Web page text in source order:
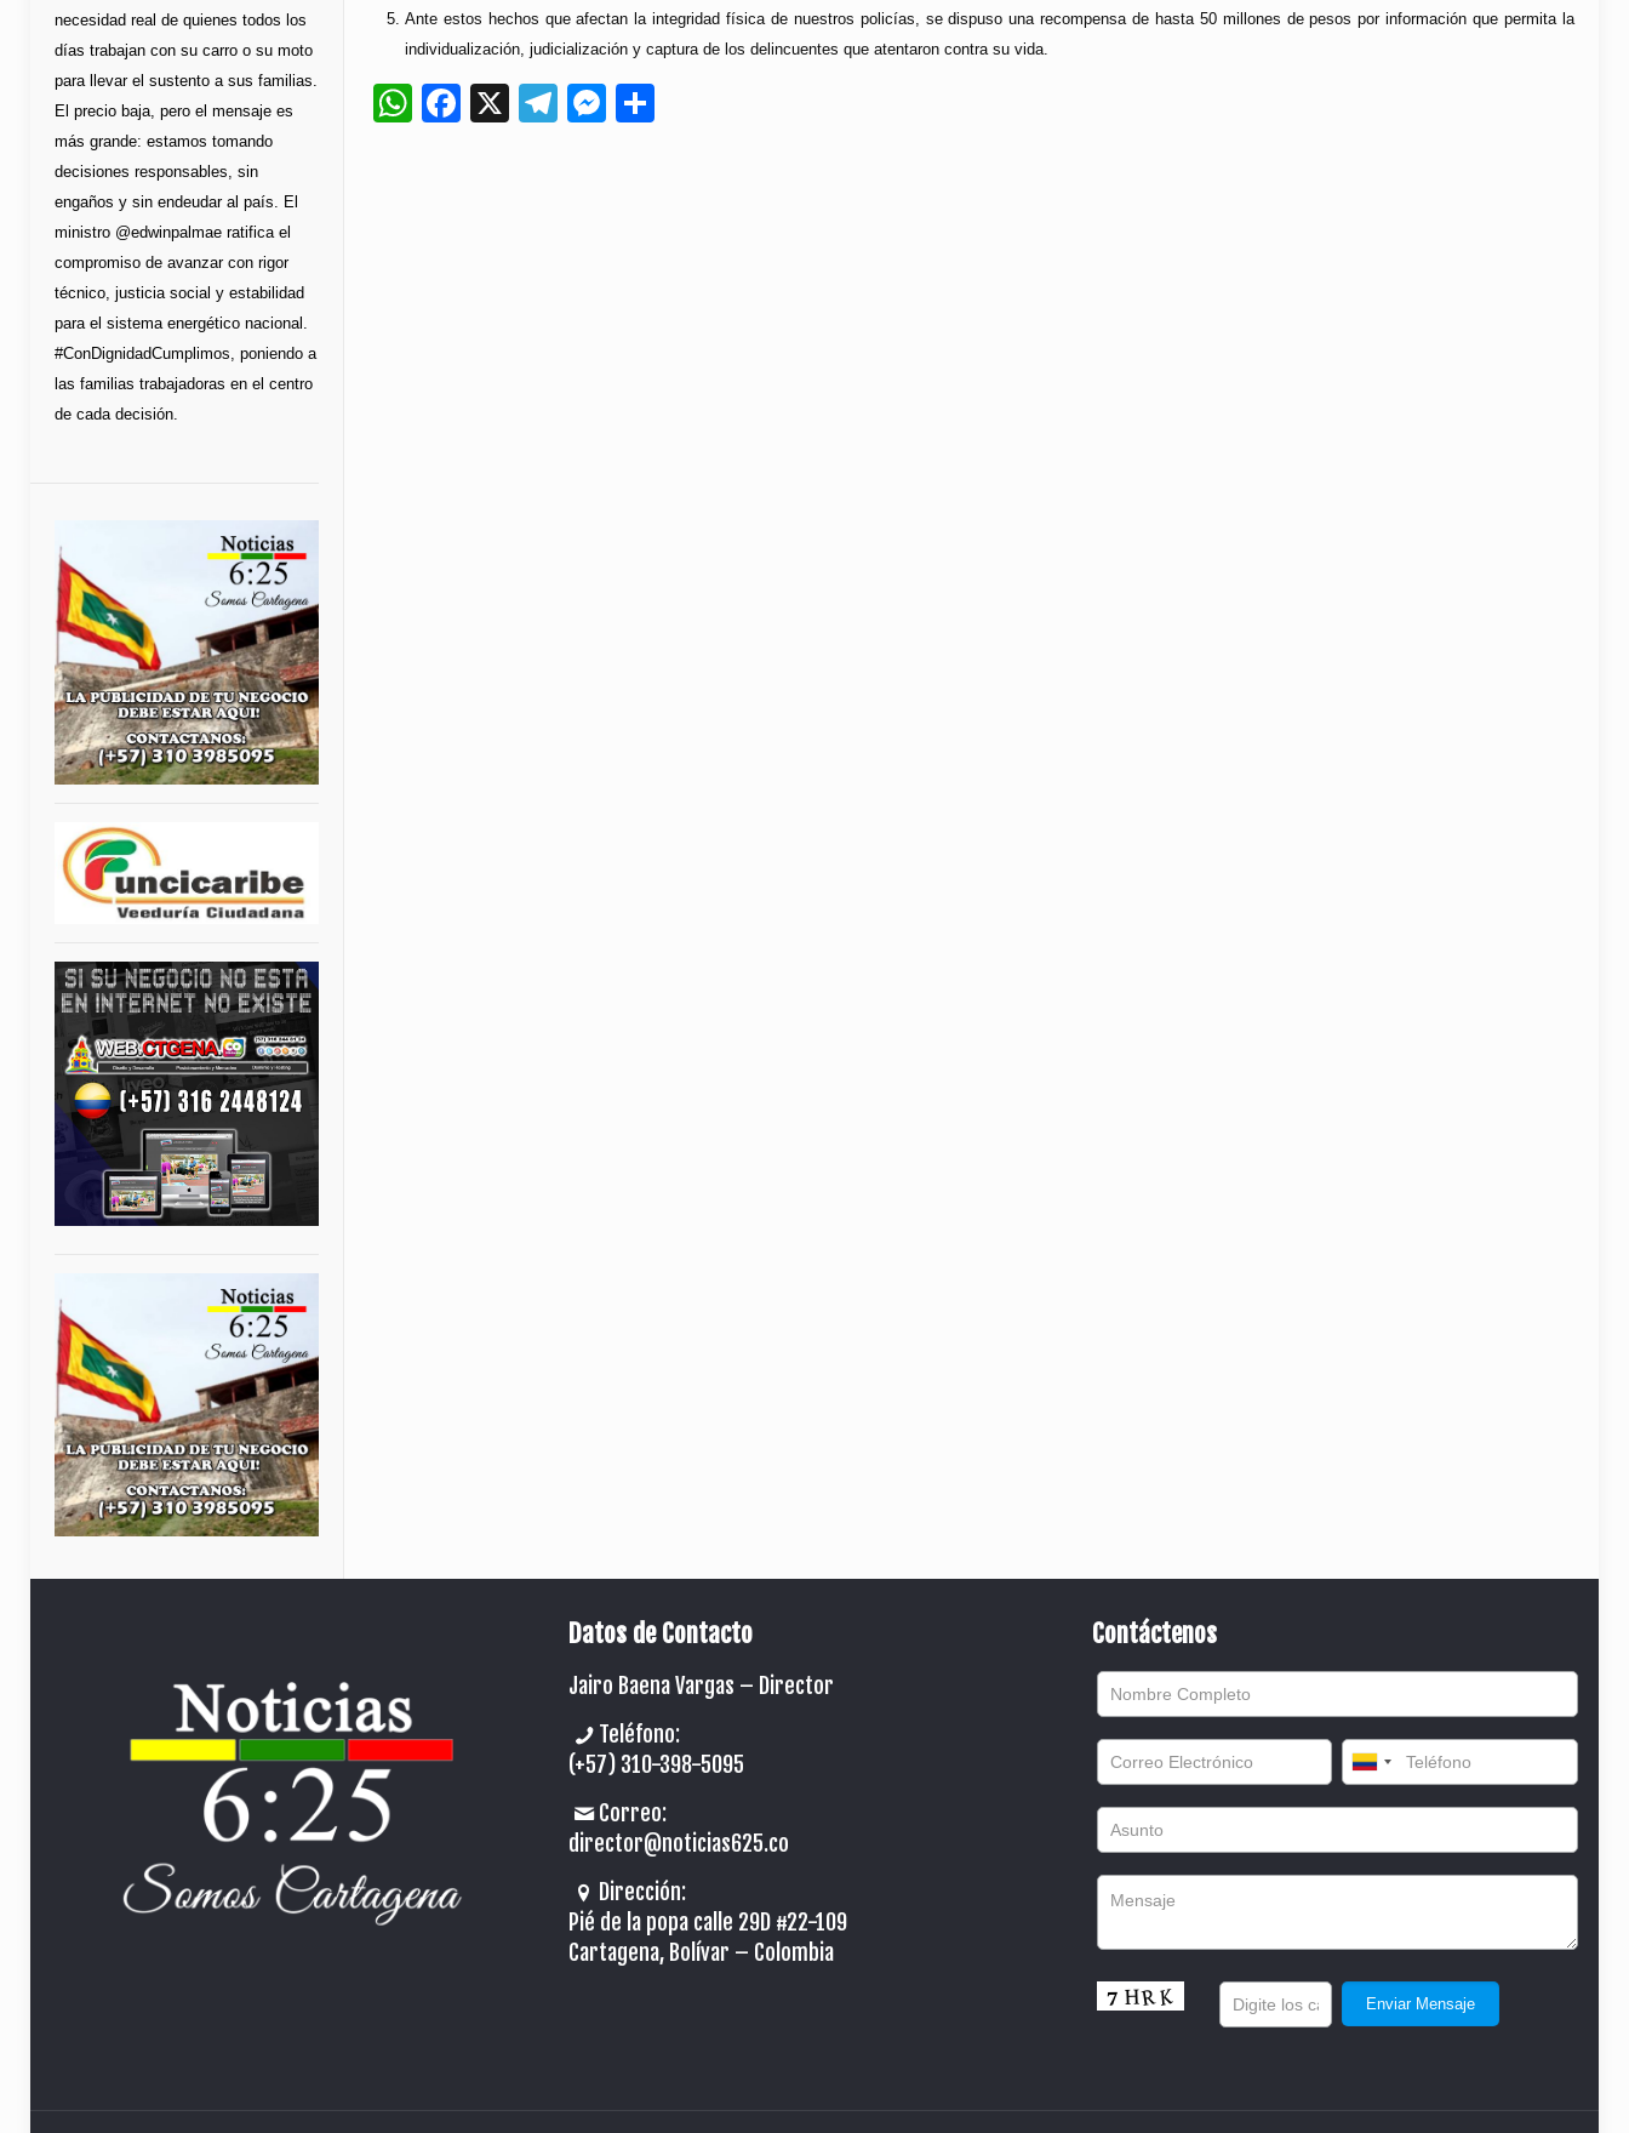
Ante estos hechos que afectan la integridad física de nuestros policías, se dispuso una recompensa de hasta 50 millones de pesos por información que permita la
individualización, judicialización y captura de los delincuentes que atentaron contra su vida.
WhatsApp
Facebook
X Telegram
Messenger
necesidad real de quienes todos los
días trabajan con su carro o su moto
para llevar el sustento a sus familias.
El precio baja, pero el mensaje es
más grande: estamos tomando
decisiones responsables, sin
engaños y sin endeudar al país. El
ministro @edwinpalmae ratifica el
compromiso de avanzar con rigor
técnico, justicia social y estabilidad
para el sistema energético nacional.
#ConDignidadCumplimos, poniendo a
las familias trabajadoras en el centro
de cada decisión.
Datos de Contacto
Jairo Baena Vargas – Director
Teléfono:
(+57) 310-398-5095
Correo:
director@noticias625.co
Dirección:
Pié de la popa calle 29D #22-109
Cartagena, Bolívar – Colombia
Contáctenos